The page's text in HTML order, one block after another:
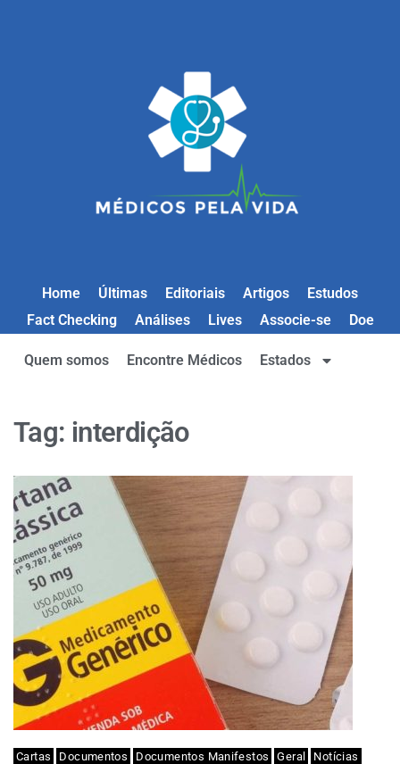
Home Últimas Editoriais Artigos
Estudos
Fact Checking
Análises Lives Associe-se Doe
Quem somos Encontre Médicos Estados
Tag: interdição
Cartas Documentos Documentos Manifestos Geral Notícias